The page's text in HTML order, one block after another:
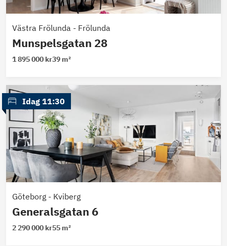
Västra Frölunda - Frölunda
Munspelsgatan 28
1 895 000 kr39 m²
Idag 11:30
Göteborg - Kviberg
Generalsgatan 6
2 290 000 kr55 m²